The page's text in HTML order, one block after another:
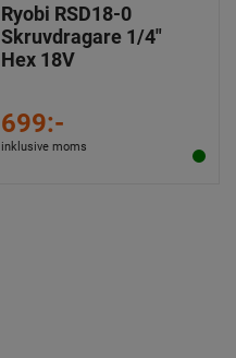
Ryobi RSD18-0
Skruvdragare 1/4"
Hex 18V
699:-
inklusive moms